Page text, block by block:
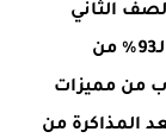
الثاني
الثانوي حيث يستخدمه عدد كبير جدا يفوق الـ93% من
من مميزات
المذاكرة من